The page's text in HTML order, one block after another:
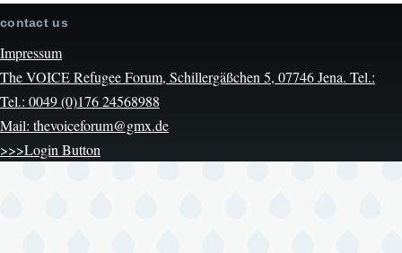
contact us
Impressum
The VOICE Refugee Forum, Schillergäßchen 5, 07746 Jena. Tel.:
Tel.: 0049 (0)176 24568988
Mail: thevoiceforum@gmx.de
>>>Login Button